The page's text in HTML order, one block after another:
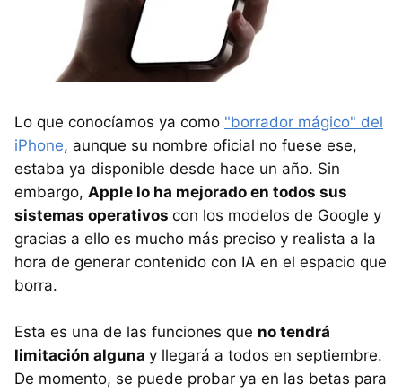
Lo que conocíamos ya como "borrador mágico" del
iPhone, aunque su nombre oficial no fuese ese,
estaba ya disponible desde hace un año. Sin
embargo, Apple lo ha mejorado en todos sus
sistemas operativos con los modelos de Google y
gracias a ello es mucho más preciso y realista a la
hora de generar contenido con IA en el espacio que
borra.
Esta es una de las funciones que no tendrá
limitación alguna y llegará a todos en septiembre.
De momento, se puede probar ya en las betas para